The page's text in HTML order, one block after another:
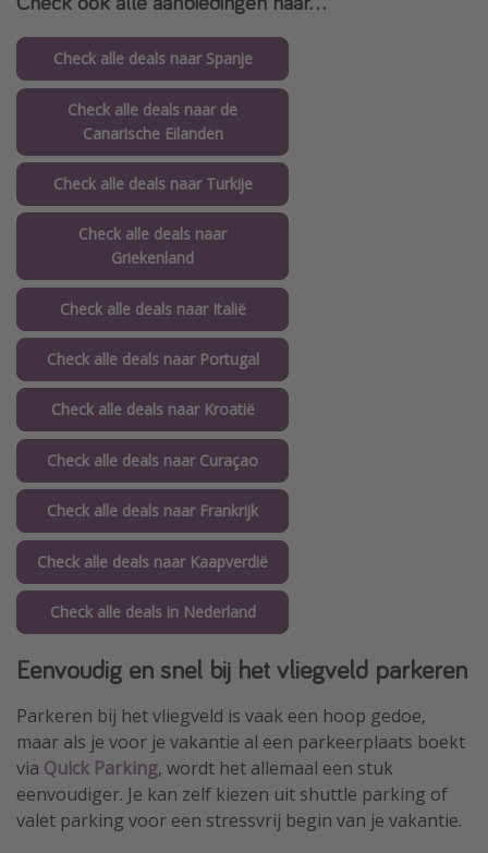
Check alle deals naar Spanje
Check alle deals naar de
Canarische Eilanden
Check alle deals naar Turkije
Check alle deals naar
Griekenland
Check alle deals naar Italië
Check alle deals naar Portugal
Check alle deals naar Kroatië
Check alle deals naar Curaçao
Check alle deals naar Frankrijk
Check alle deals naar Kaapverdië
Check alle deals in Nederland
Eenvoudig en snel bij het vliegveld parkeren
Parkeren bij het vliegveld is vaak een hoop gedoe,
maar als je voor je vakantie al een parkeerplaats boekt
via Quick Parking, wordt het allemaal een stuk
eenvoudiger. Je kan zelf kiezen uit shuttle parking of
valet parking voor een stressvrij begin van je vakantie.